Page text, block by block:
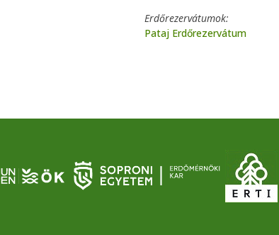
Erdőrezervátumok
Pataj Erdőrezervátum